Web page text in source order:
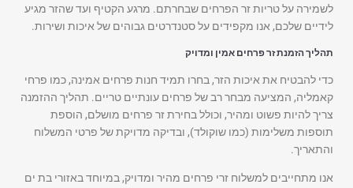
לשמירה על טריות זר הפרחים שבחרתם. מרגע הקטיף ועד שהזר מגיע
לידיים שלכם, אנו מקפידים על סטנדרטים גבוהים של איכות ושירות.
תהליך הזמנת זר פרחים אמין ומדויק
כדי להבטיח את איכות הזר, בחרו תמיד חנות פרחים אמינה, כמו פרחי
קאמליה, המציעה מבחר רב של פרחים עונתיים טריים. תהליך ההזמנה
צריך להיות פשוט ומהיר, וכולל בחירת זר פרחים מושלם, הוספת
תוספות משלימות (כמו שוקולד), ובדיקה מדויקת של פרטי המשלוח
והתאריך.
אנו מתחייבים למשלוח זרי פרחים מהיר ומדויק, במיוחד באזורי בת ים